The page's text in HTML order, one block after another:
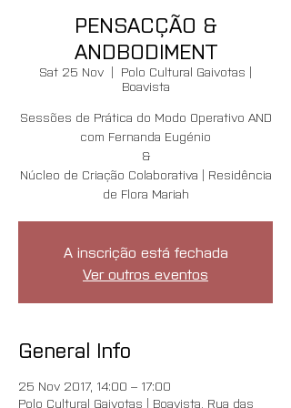
PENSACÇÃO &
ANDBODIMENT
Sat 25 Nov
  |
Polo Cultural Gaivotas |
Boavista
Sessões de Prática do Modo Operativo AND
com Fernanda Eugénio
&
Núcleo de Criação Colaborativa | Residência
de Flora Mariah
A inscrição está fechada
Ver outros eventos
General Info
25 Nov 2017, 14:00 – 17:00
Polo Cultural Gaivotas | Boavista, Rua das